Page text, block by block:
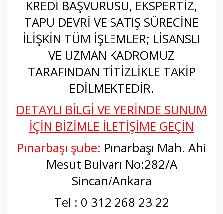
KREDİ BAŞVURUSU, EKSPERTİZ,
TAPU DEVRİ VE SATIŞ SÜRECİNE
İLİŞKİN TÜM İŞLEMLER; LİSANSLI
VE UZMAN KADROMUZ
TARAFINDAN TİTİZLİKLE TAKİP
EDİLMEKTEDİR.
DETAYLI BİLGİ VE YERİNDE SUNUM
İÇİN BİZİMLE İLETİŞİME GEÇİN
Pınarbaşı şube: Pınarbaşı Mah. Ahi
Mesut Bulvarı No:282/A
Sincan/Ankara
Tel : 0 312 268 23 22